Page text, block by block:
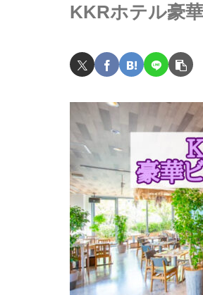
KKRホテル豪